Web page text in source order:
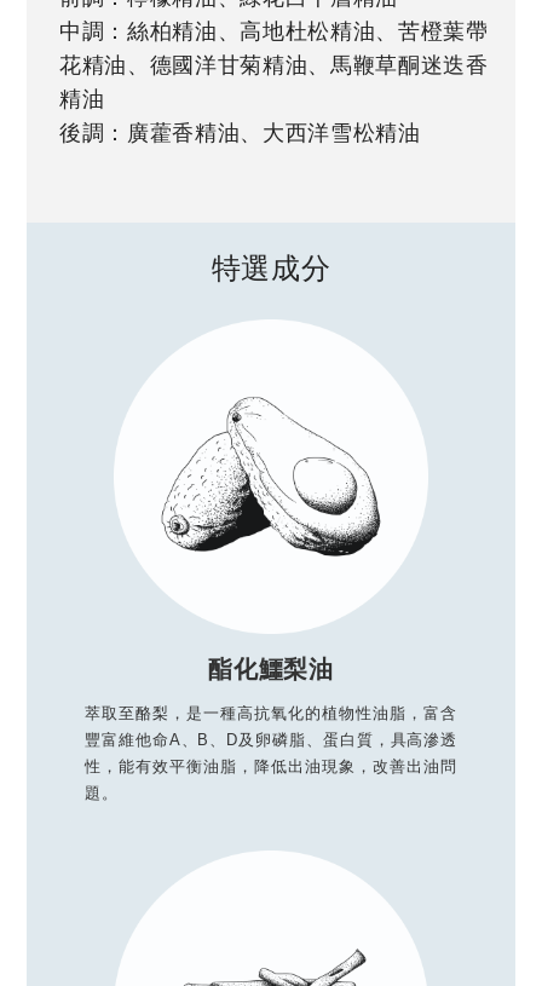
中調：絲柏精油、高地杜松精油、苦橙葉帶
花精油、德國洋甘菊精油、馬鞭草酮迷迭香
精油
後調：廣藿香精油、大西洋雪松精油
特選成分
酯化鱷梨油
萃取至酪梨，是一種高抗氧化的植物性油脂，富含
豐富維他命A、B、D及卵磷脂、蛋白質，具高滲透
性，能有效平衡油脂，降低出油現象，改善出油問
題。